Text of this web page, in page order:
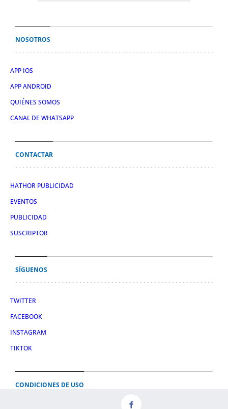
NOSOTROS
APP IOS
APP ANDROID
QUIÉNES SOMOS
CANAL DE WHATSAPP
CONTACTAR
HATHOR PUBLICIDAD
EVENTOS
PUBLICIDAD
SUSCRIPTOR
SÍGUENOS
TWITTER
FACEBOOK
INSTAGRAM
TIKTOK
CONDICIONES DE USO